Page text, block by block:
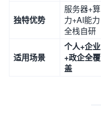
独特优势
服务器+算
力+AI能力
全栈自研
适用场景
个人+企业
+政企全覆
盖